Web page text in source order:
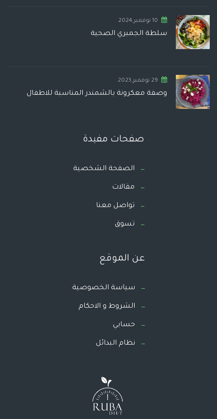
10 نوفمبر,2024
سلطة الجمبري الصحية
29 نوفمبر,2023
وصفة معكرونة بالشمندر المناسبة للاطفال
صفحات مفيدة
الصفحة الشخصية
مقالات
تواصل معنا
تسوق
عن الموقع
سياسة الخصوصية
الشروط و الاحكام
حسابي
نظام البدائل